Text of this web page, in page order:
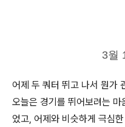
3월
어제 두 쿼터 뛰고 나서 뭔가
오늘은 경기를 뛰어보려는 마
었고, 어제와 비슷하게 극심